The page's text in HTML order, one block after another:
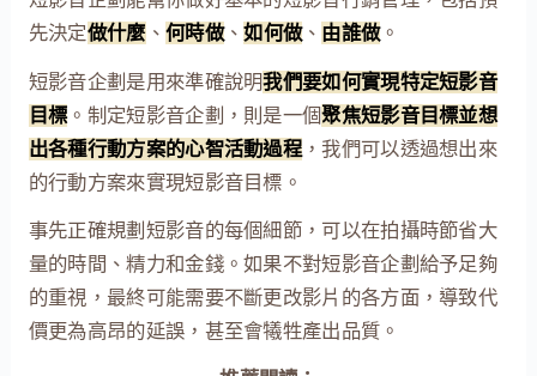
先決定做什麼 、 何時做、如何做、 由誰做。
短影音企劃是用來準確說明我們要如何實現特定短影音
目標。制定短影音企劃，則是一個聚焦短影音目標並想
出各種行動方案的心智活動過程 ，我們可以透過想出來
的行動方案來實現短影音目標。
事先正確規劃短影音的每個細節，可以在拍攝時節省大
量的時間、精力和金錢。如果不對短影音企劃給予足夠
的重視，最終可能需要不斷更改影片的各方面，導致代
價更為高昂的延誤，甚至會犧牲產出品質。